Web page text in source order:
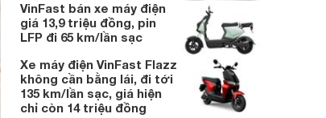
VinFast bán xe máy điện
giá 13,9 triệu đồng, pin
LFP đi 65 km/lần sạc
Xe máy điện VinFast Flazz
không cần bằng lái, đi tới
135 km/lần sạc, giá hiện
chỉ còn 14 triệu đồng